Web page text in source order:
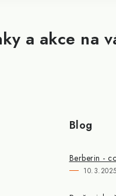
a akce na
Blog
Berberin -
10.3.2025